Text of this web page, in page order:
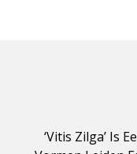
‘Vitis Zilga’ Is